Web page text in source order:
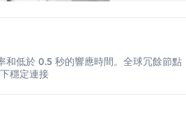
和低於 0.5 秒的響應時間。全球冗餘節點
穩定連接